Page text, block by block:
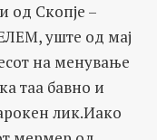
од Скопје –
уште од мај
на менување
таа бавно и
лик.Иако